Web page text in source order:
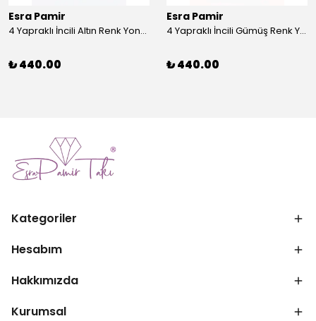
Esra Pamir
4 Yapraklı İncili Altın Renk Yonca Broş
₺ 440.00
Esra Pamir
4 Yapraklı İncili Gümüş Renk Yonca Broş
₺ 440.00
Kategoriler
Hesabım
Hakkımızda
Kurumsal